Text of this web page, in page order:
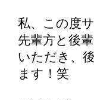
私、この度
先輩方と後
いただき、
ます！笑